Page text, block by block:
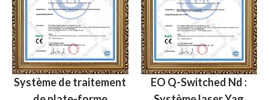
Système de traitement
EO Q-Switched Nd :